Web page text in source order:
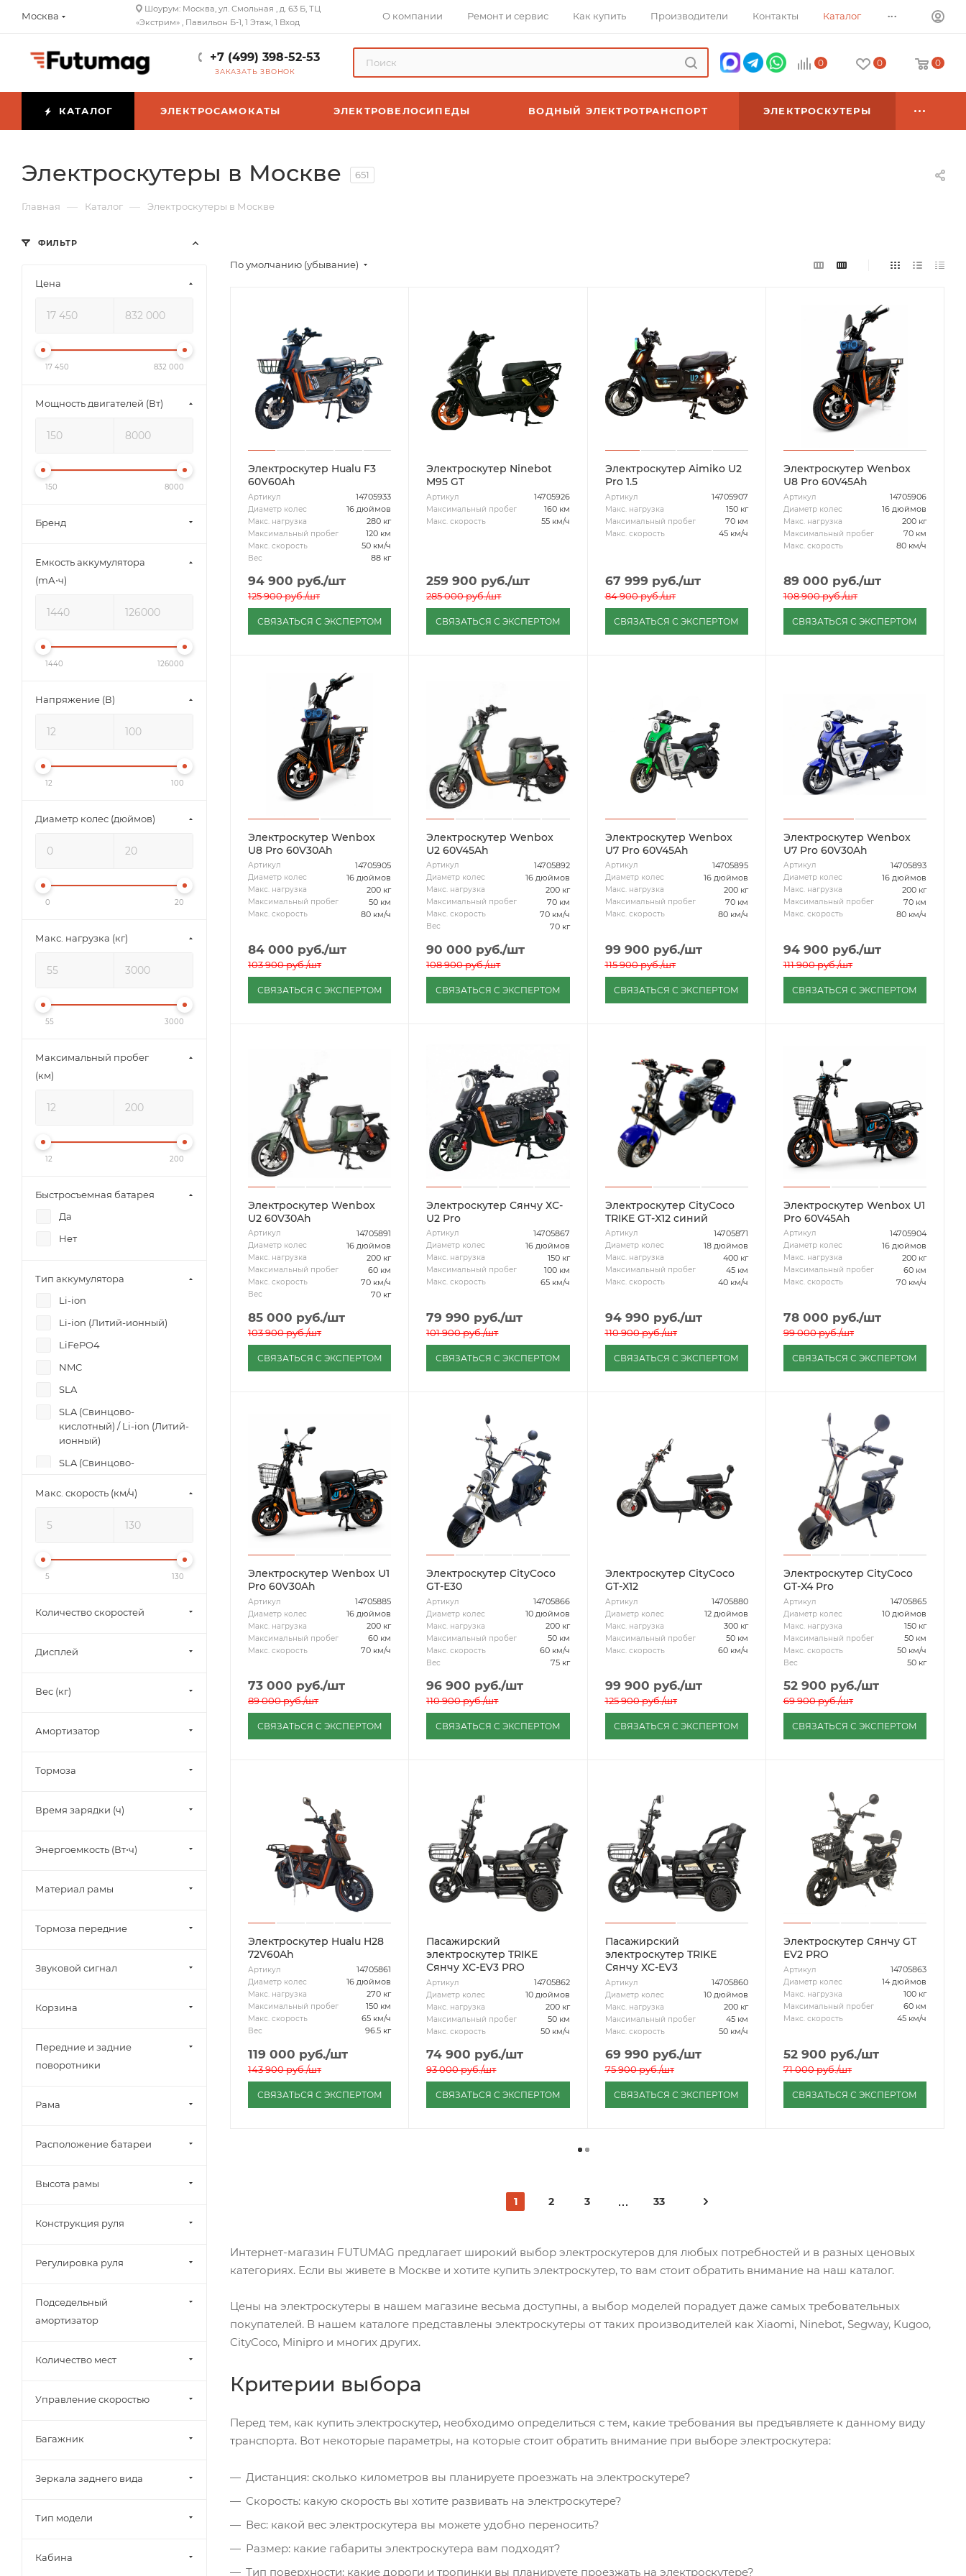
Москва
Шоурум: Москва, ул. Смольная , д. 63 Б, ТЦ
«Экстрим» , Павильон Б-1, 1 Этаж, 1 Вход
О компании Ремонт и сервис Как купить Производители Контакты Каталог ...
+7 (499) 398-52-53
ЗАКАЗАТЬ ЗВОНОК
0 0 0
КАТАЛОГ ЭЛЕКТРОСАМОКАТЫ ЭЛЕКТРОВЕЛОСИПЕДЫ ВОДНЫЙ ЭЛЕКТРОТРАНСПОРТ ЭЛЕКТРОСКУТЕРЫ
Электроскутеры в Москве 651
Главная — Каталог — Электроскутеры в Москве
По умолчанию (убывание)
Электроскутер Hualu F3
60V60Ah
Артикул 14705933
Диаметр колес 16 дюймов
Макс. нагрузка 280 кг
Максимальный пробег 120 км
Макс. скорость 50 км/ч
Вес 88 кг
94 900 руб./шт
125 900руб./шт
СВЯЗАТЬСЯ С ЭКСПЕРТОМ
Электроскутер Ninebot
M95 GT
Артикул 14705926
Максимальный пробег 160 км
Макс. скорость 55 км/ч
259 900 руб./шт
285 000руб./шт
СВЯЗАТЬСЯ С ЭКСПЕРТОМ
Электроскутер Aimiko U2
Pro 1.5
Артикул 14705907
Макс. нагрузка 150 кг
Максимальный пробег 70 км
Макс. скорость 45 км/ч
67 999 руб./шт
84 900руб./шт
СВЯЗАТЬСЯ С ЭКСПЕРТОМ
Электроскутер Wenbox
U8 Pro 60V45Ah
Артикул 14705906
Диаметр колес 16 дюймов
Макс. нагрузка 200 кг
Максимальный пробег 70 км
Макс. скорость 80 км/ч
89 000 руб./шт
108 900руб./шт
СВЯЗАТЬСЯ С ЭКСПЕРТОМ
Электроскутер Wenbox
U8 Pro 60V30Ah
Артикул 14705905
Диаметр колес 16 дюймов
Макс. нагрузка 200 кг
Максимальный пробег 50 км
Макс. скорость 80 км/ч
84 000 руб./шт
103 900руб./шт
СВЯЗАТЬСЯ С ЭКСПЕРТОМ
Электроскутер Wenbox
U2 60V45Ah
Артикул 14705892
Диаметр колес 16 дюймов
Макс. нагрузка 200 кг
Максимальный пробег 70 км
Макс. скорость 70 км/ч
Вес 70 кг
90 000 руб./шт
108 900руб./шт
СВЯЗАТЬСЯ С ЭКСПЕРТОМ
Электроскутер Wenbox
U7 Pro 60V45Ah
Артикул 14705895
Диаметр колес 16 дюймов
Макс. нагрузка 200 кг
Максимальный пробег 70 км
Макс. скорость 80 км/ч
99 900 руб./шт
115 900руб./шт
СВЯЗАТЬСЯ С ЭКСПЕРТОМ
Электроскутер Wenbox
U7 Pro 60V30Ah
Артикул 14705893
Диаметр колес 16 дюймов
Макс. нагрузка 200 кг
Максимальный пробег 70 км
Макс. скорость 80 км/ч
94 900 руб./шт
111 900руб./шт
СВЯЗАТЬСЯ С ЭКСПЕРТОМ
Электроскутер Wenbox
U2 60V30Ah
Артикул 14705891
Диаметр колес 16 дюймов
Макс. нагрузка 200 кг
Максимальный пробег 60 км
Макс. скорость 70 км/ч
Вес 70 кг
85 000 руб./шт
103 900руб./шт
СВЯЗАТЬСЯ С ЭКСПЕРТОМ
Электроскутер Сянчу ХС-
U2 Pro
Артикул 14705867
Диаметр колес 16 дюймов
Макс. нагрузка 150 кг
Максимальный пробег 100 км
Макс. скорость 65 км/ч
79 990 руб./шт
101 900руб./шт
СВЯЗАТЬСЯ С ЭКСПЕРТОМ
Электроскутер CityCoco
TRIKE GT-X12 синий
Артикул 14705871
Диаметр колес 18 дюймов
Макс. нагрузка 400 кг
Максимальный пробег 45 км
Макс. скорость 40 км/ч
94 990 руб./шт
110 900руб./шт
СВЯЗАТЬСЯ С ЭКСПЕРТОМ
Электроскутер Wenbox U1
Pro 60V45Ah
Артикул 14705904
Диаметр колес 16 дюймов
Макс. нагрузка 200 кг
Максимальный пробег 60 км
Макс. скорость 70 км/ч
78 000 руб./шт
99 000руб./шт
СВЯЗАТЬСЯ С ЭКСПЕРТОМ
Электроскутер Wenbox U1
Pro 60V30Ah
Артикул 14705885
Диаметр колес 16 дюймов
Макс. нагрузка 200 кг
Максимальный пробег 60 км
Макс. скорость 70 км/ч
73 000 руб./шт
89 000руб./шт
СВЯЗАТЬСЯ С ЭКСПЕРТОМ
Электроскутер CityCoco
GT-Е30
Артикул 14705866
Диаметр колес 10 дюймов
Макс. нагрузка 200 кг
Максимальный пробег 50 км
Макс. скорость 60 км/ч
Вес 75 кг
96 900 руб./шт
110 900руб./шт
СВЯЗАТЬСЯ С ЭКСПЕРТОМ
Электроскутер CityCoco
GT-X12
Артикул 14705880
Диаметр колес 12 дюймов
Макс. нагрузка 300 кг
Максимальный пробег 50 км
Макс. скорость 60 км/ч
99 900 руб./шт
125 900руб./шт
СВЯЗАТЬСЯ С ЭКСПЕРТОМ
Электроскутер CityCoco
GT-X4 Pro
Артикул 14705865
Диаметр колес 10 дюймов
Макс. нагрузка 150 кг
Максимальный пробег 50 км
Макс. скорость 50 км/ч
Вес 50 кг
52 900 руб./шт
69 900руб./шт
СВЯЗАТЬСЯ С ЭКСПЕРТОМ
Электроскутер Hualu H28
72V60Ah
Артикул 14705861
Диаметр колес 16 дюймов
Макс. нагрузка 270 кг
Максимальный пробег 150 км
Макс. скорость 65 км/ч
Вес 96.5 кг
119 000 руб./шт
143 900руб./шт
СВЯЗАТЬСЯ С ЭКСПЕРТОМ
Пасажирский
электроскутер TRIKE
Сянчу ХС-EV3 PRO
Артикул 14705862
Диаметр колес 10 дюймов
Макс. нагрузка 200 кг
Максимальный пробег 50 км
Макс. скорость 50 км/ч
74 900 руб./шт
93 000руб./шт
СВЯЗАТЬСЯ С ЭКСПЕРТОМ
Пасажирский
электроскутер TRIKE
Сянчу ХС-EV3
Артикул 14705860
Диаметр колес 10 дюймов
Макс. нагрузка 200 кг
Максимальный пробег 45 км
Макс. скорость 50 км/ч
69 990 руб./шт
75 900руб./шт
СВЯЗАТЬСЯ С ЭКСПЕРТОМ
Электроскутер Сянчу GT
EV2 PRO
Артикул 14705863
Диаметр колес 14 дюймов
Макс. нагрузка 100 кг
Максимальный пробег 60 км
Макс. скорость 45 км/ч
52 900 руб./шт
71 000руб./шт
СВЯЗАТЬСЯ С ЭКСПЕРТОМ
1 2 3 33
Интернет-магазин FUTUMAG предлагает широкий выбор электроскутеров для любых потребностей и в разных ценовых
категориях. Если вы живете в Москве и хотите купить электроскутер, то вам стоит обратить внимание на наш каталог.
Цены на электроскутеры в нашем магазине весьма доступны, а выбор моделей порадует даже самых требовательных
покупателей. В нашем каталоге представлены электроскутеры от таких производителей как Xiaomi, Ninebot, Segway, Kugoo,
CityCoco, Minipro и многих других.
Критерии выбора
Перед тем, как купить электроскутер, необходимо определиться с тем, какие требования вы предъявляете к данному виду
транспорта. Вот некоторые параметры, на которые стоит обратить внимание при выборе электроскутера:
Дистанция: сколько километров вы планируете проезжать на электроскутере?
Скорость: какую скорость вы хотите развивать на электроскутере?
Вес: какой вес электроскутера вы можете удобно переносить?
Размер: какие габариты электроскутера вам подходят?
Тип поверхности: какие дороги и тропинки вы планируете проезжать на электроскутере?
ФИЛЬТР
Цена
17 450 832 000
Мощность двигателей (Вт)
150 8000
Бренд
Емкость аккумулятора
(mА⋅ч)
1440 126000
Напряжение (В)
12 100
Диаметр колес (дюймов)
0 20
Макс. нагрузка (кг)
55 3000
Максимальный пробег
(км)
12 200
Быстросъемная батарея
Да
Нет
Тип аккумулятора
Li-ion
Li-ion (Литий-ионный)
LiFePO4
NMC
SLA
SLA (Свинцово-
кислотный) / Li-ion (Литий-
ионный)
SLA (Свинцово-
ионный) / LiFePO4 (Литий-
свинцовый
VRLA
Макс. скорость (км/ч)
5 130
Количество скоростей
Дисплей
Вес (кг)
Амортизатор
Тормоза
Время зарядки (ч)
Энергоемкость (Вт⋅ч)
Материал рамы
Тормоза передние
Звуковой сигнал
Корзина
Передние и задние
поворотники
Рама
Расположение батареи
Высота рамы
Конструкция руля
Регулировка руля
Подседельный
амортизатор
Количество мест
Управление скоростью
Багажник
Зеркала заднего вида
Тип модели
Кабина